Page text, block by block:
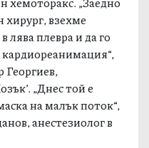
хирург, взехме
лява плевра и да го
„Днес той е
на малък поток“,
анестезиолог в